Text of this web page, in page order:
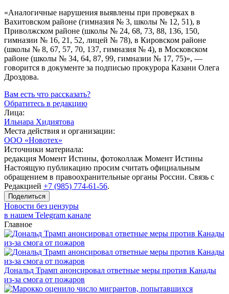
«Аналогичные нарушения выявлены при проверках в
Вахитовском районе (гимназия № 3, школы № 12, 51), в
Приволжском районе (школы № 24, 68, 73, 88, 136, 150,
гимназии № 16, 21, 52, лицей № 78), в Кировском районе
(школы № 8, 67, 57, 70, 137, гимназия № 4), в Московском
районе (школы № 34, 64, 87, 99, гимназии № 17, 75)», —
говорится в документе за подписью прокурора Казани Олега
Дроздова.
Вам есть что рассказать?
Обратитесь в редакцию
Лица:
Ильнара Хидиятова
Места действия и организации:
ООО «Новотех»
Источники материала:
редакция Момент Истины, фотоколлаж Момент Истины
Настоящую публикацию просим считать официальным
обращением в правоохранительные органы России. Связь с
Редакцией +7 (985) 774-61-56.
Поделиться
Новости без цензуры
в нашем Telegram канале
Главное
Дональд Трамп анонсировал ответные меры против Канады
из-за смога от пожаров